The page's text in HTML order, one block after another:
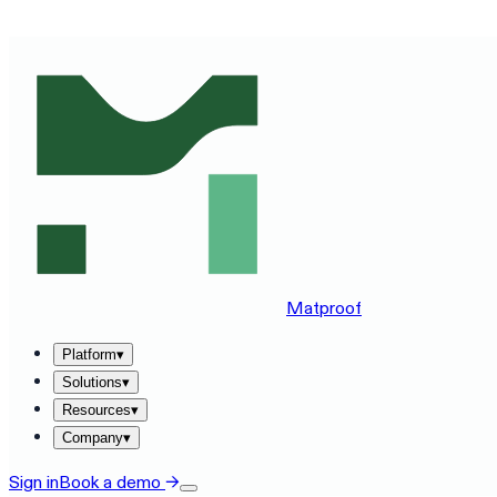
Matproof
Platform▾
Solutions▾
Resources▾
Company▾
Sign inBook a demo →